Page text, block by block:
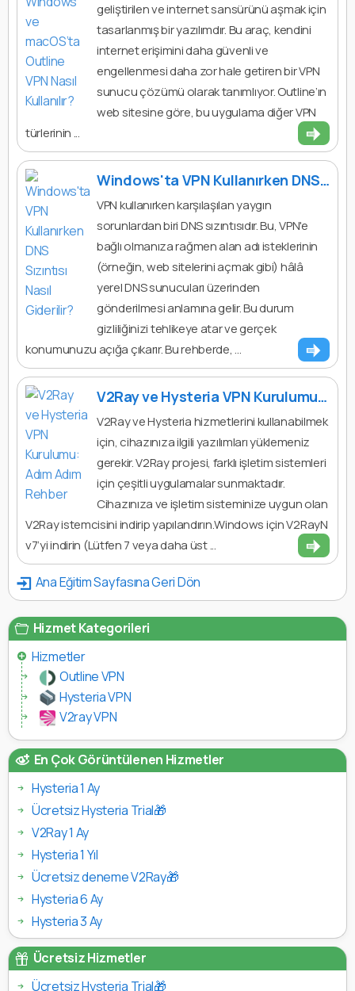
geliştirilen ve internet sansürünü aşmak için
tasarlanmış bir yazılımdır. Bu araç, kendini
internet erişimini daha güvenli ve
engellenmesi daha zor hale getiren bir VPN
sunucu çözümü olarak tanımlıyor. Outline’ın
web sitesine göre, bu uygulama diğer VPN
türlerinin ...
Windows'ta VPN Kullanırken DNS Sızıntısı Nasıl Giderilir?
VPN kullanırken karşılaşılan yaygın
sorunlardan biri DNS sızıntısıdır. Bu, VPN'e
bağlı olmanıza rağmen alan adı isteklerinin
(örneğin, web sitelerini açmak gibi) hâlâ
yerel DNS sunucuları üzerinden
gönderilmesi anlamına gelir. Bu durum
gizliliğinizi tehlikeye atar ve gerçek
konumunuzu açığa çıkarır. Bu rehberde, ...
V2Ray ve Hysteria VPN Kurulumu: Adım Adım Rehber
V2Ray ve Hysteria hizmetlerini kullanabilmek
için, cihazınıza ilgili yazılımları yüklemeniz
gerekir. V2Ray projesi, farklı işletim sistemleri
için çeşitli uygulamalar sunmaktadır.
Cihazınıza ve işletim sisteminize uygun olan
V2Ray istemcisini indirip yapılandırın.Windows için V2RayN
v7’yi indirin (Lütfen 7 veya daha üst ...
Ana Eğitim Sayfasına Geri Dön
Hizmet Kategorileri
Hizmetler
Outline VPN
Hysteria VPN
V2ray VPN
En Çok Görüntülenen Hizmetler
Hysteria 1 Ay
Ücretsiz Hysteria Trial🎁
V2Ray 1 Ay
Hysteria 1 Yıl
Ücretsiz deneme V2Ray🎁
Hysteria 6 Ay
Hysteria 3 Ay
Ücretsiz Hizmetler
Ücretsiz Hysteria Trial🎁